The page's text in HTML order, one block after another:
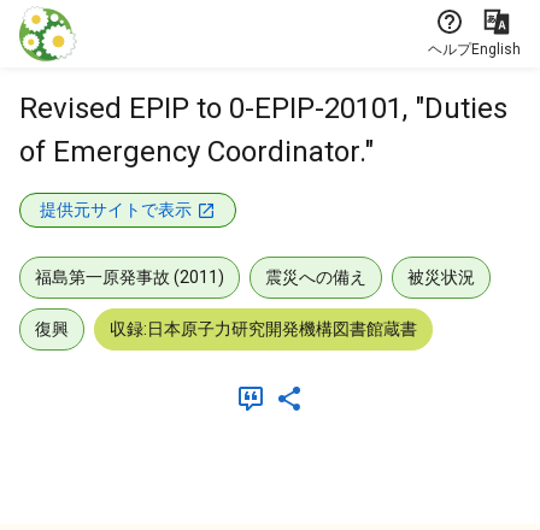
本文に飛ぶ
ヘルプEnglish
Revised EPIP to 0-EPIP-20101, "Duties
of Emergency Coordinator."
提供元サイトで表示
福島第一原発事故 (2011) 震災への備え 被災状況
復興 収録:日本原子力研究開発機構図書館蔵書